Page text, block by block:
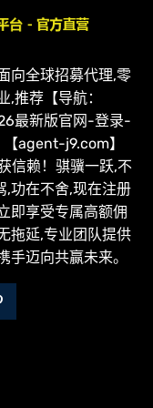
向全球招募代理,零
,推荐【导航：
最新版官网-登录-
agent-j9.com】
信赖！骐骥一跃,不
,功在不舍,现在注册
即享受专属高额佣
拖延,专业团队提供
手迈向共赢未来。